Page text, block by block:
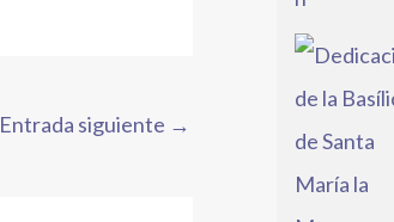
Entrada siguiente →